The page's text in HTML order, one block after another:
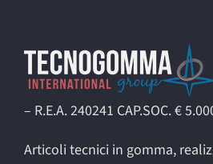
– R.E.A. 240241 CAP.SOC. €
Articoli tecnici in gomma,